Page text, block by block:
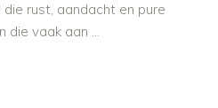
rust, aandacht en pure
die vaak aan